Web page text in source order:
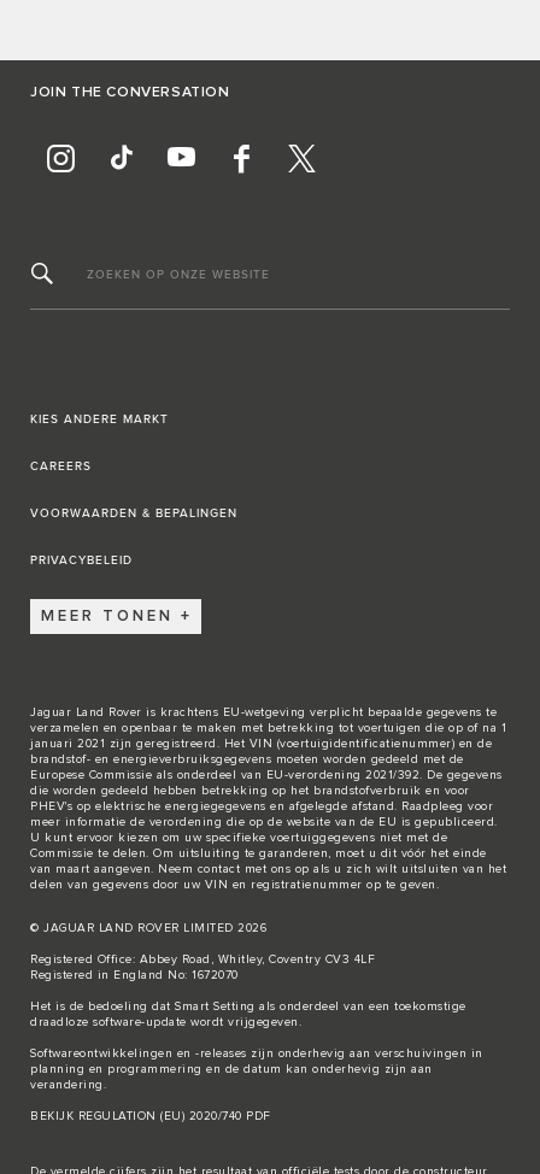
JOIN THE CONVERSATION
ZOEKEN OP ONZE WEBSITE
KIES ANDERE MARKT
CAREERS
VOORWAARDEN & BEPALINGEN
PRIVACYBELEID
MEER TONEN
Jaguar Land Rover is krachtens EU-wetgeving verplicht bepaalde gegevens te
verzamelen en openbaar te maken met betrekking tot voertuigen die op of na 1
januari 2021 zijn geregistreerd. Het VIN (voertuigidentificatienummer) en de
brandstof- en energieverbruiksgegevens moeten worden gedeeld met de
Europese Commissie als onderdeel van EU-verordening 2021/392. De gegevens
die worden gedeeld hebben betrekking op het brandstofverbruik en voor
PHEV's op elektrische energiegegevens en afgelegde afstand. Raadpleeg voor
meer informatie de verordening die op de website van de EU is gepubliceerd.
U kunt ervoor kiezen om uw specifieke voertuiggegevens niet met de
Commissie te delen. Om uitsluiting te garanderen, moet u dit vóór het einde
van maart aangeven. Neem contact met ons op als u zich wilt uitsluiten van het
delen van gegevens door uw VIN en registratienummer op te geven.
© JAGUAR LAND ROVER LIMITED 2026
Registered Office: Abbey Road, Whitley, Coventry CV3 4LF
Registered in England No: 1672070
Het is de bedoeling dat Smart Setting als onderdeel van een toekomstige
draadloze software-update wordt vrijgegeven.
Softwareontwikkelingen en -releases zijn onderhevig aan verschuivingen in
planning en programmering en de datum kan onderhevig zijn aan
verandering.
BEKIJK REGULATION (EU) 2020/740 PDF
De vermelde cijfers zijn het resultaat van officiële tests door de constructeur